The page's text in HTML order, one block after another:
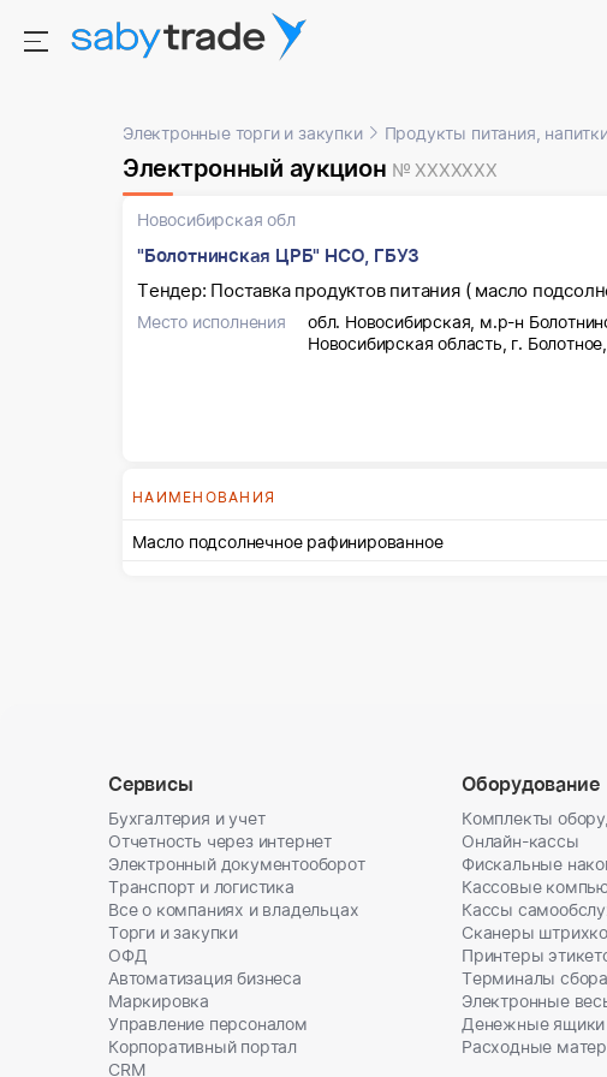
Электронные торги и закупки Продукты питания,
Электронный аукцион № XXXXXXX
Новосибирская обл
"Болотнинская ЦРБ" НСО, ГБУЗ
Тендер: Поставка продуктов питания ( масло
Место исполнения
обл. Новосибирская, м.р-н
Новосибирская область, г.
НАИМЕНОВАНИЯ
Масло подсолнечное рафинированное
Сервисы
Бухгалтерия и учет
Отчетность через интернет
Электронный документооборот
Транспорт и логистика
Все о компаниях и владельцах
Торги и закупки
ОФД
Автоматизация бизнеса
Маркировка
Управление персоналом
Корпоративный портал
CRM
Оборудование
Комплекты
Онлайн-кассы
Фискальные
Кассовые
Кассы
Сканеры
Принтеры
Терминалы
Электронные
Денежные ящики
Расходные